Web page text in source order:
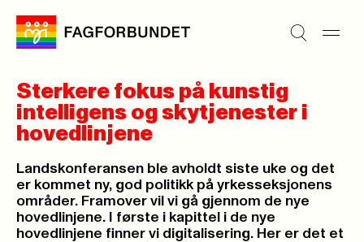
Sterkere fokus på kunstig
intelligens og skytjenester i
hovedlinjene
Landskonferansen ble avholdt siste uke og det
er kommet ny, god politikk på yrkesseksjonens
områder. Framover vil vi gå gjennom de nye
hovedlinjene. I første i kapittel i de nye
hovedlinjene finner vi digitalisering. Her er det et